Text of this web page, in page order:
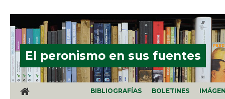
El peronismo en sus fuentes
BIBLIOGRAFÍAS BOLETINES